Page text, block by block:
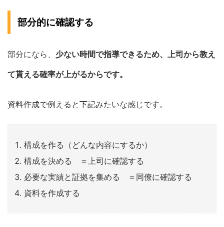
部分的に確認する
部分になら、 少ない時間で指導できるため、上司から教え
て貰える確率が上がるからです。
資料作成で例えると下記みたいな感じです。
構成を作る（どんな内容にするか）
構成を決める ＝上司に確認する
必要な実績と証拠を集める ＝同僚に確認する
資料を作成する